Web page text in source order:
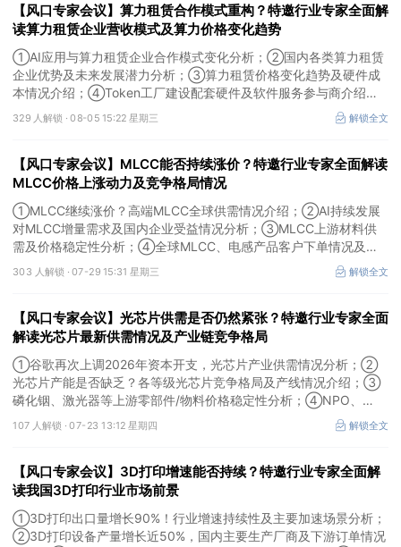
【风口专家会议】算力租赁合作模式重构？特邀行业专家全面解
读算力租赁企业营收模式及算力价格变化趋势
①AI应用与算力租赁企业合作模式变化分析；②国内各类算力租赁
企业优势及未来发展潜力分析；③算力租赁价格变化趋势及硬件成
本情况介绍；④Token工厂建设配套硬件及软件服务参与商介绍。
本场风口专家会议将于8月5日（周三）19:00举行，特邀行业专家全
面解读算力租赁企业营收模式及算力价格变化趋势。
329 人解锁 ·08-05 15:22 星期三 解锁全文
【风口专家会议】MLCC能否持续涨价？特邀行业专家全面解读
MLCC价格上涨动力及竞争格局情况
①MLCC继续涨价？高端MLCC全球供需情况介绍；②AI持续发展
对MLCC增量需求及国内企业受益情况分析；③MLCC上游材料供
需及价格稳定性分析；④全球MLCC、电感产品客户下单情况及未
来扩产难度解析。本场风口专家会议将于7月29日（周三）20:30举
行，特邀行业专家全面解读MLCC价格上涨动力及竞争格局情况。
303 人解锁 ·07-29 15:31 星期三 解锁全文
【风口专家会议】光芯片供需是否仍然紧张？特邀行业专家全面
解读光芯片最新供需情况及产业链竞争格局
①谷歌再次上调2026年资本开支，光芯片产业供需情况分析；②
光芯片产能是否缺乏？各等级光芯片竞争格局及产线情况介绍；③
磷化铟、激光器等上游零部件/物料价格稳定性分析；④NPO、
3.2T光模块研发进展介绍。本场风口专家会议将于7月23日（周四）
16:30举行，特邀行业专家全面解读光芯片最新供需情况及产业链竞
107 人解锁 ·07-23 13:12 星期四 解锁全文
【风口专家会议】3D打印增速能否持续？特邀行业专家全面解
读我国3D打印行业市场前景
①3D打印出口量增长90%！行业增速持续性及主要加速场景分析；
②3D打印设备产量增长近50%，国内主要生产厂商及下游订单情况